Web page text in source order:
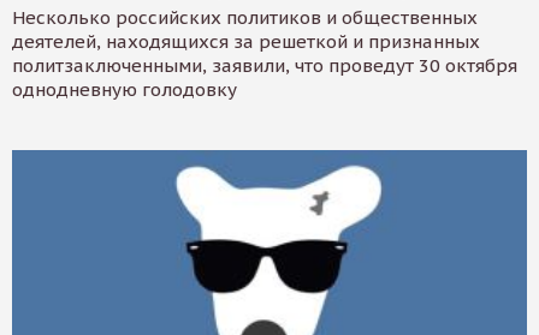
Несколько российских политиков и общественных
деятелей, находящихся за решеткой и признанных
политзаключенными, заявили, что проведут 30 октября
однодневную голодовку